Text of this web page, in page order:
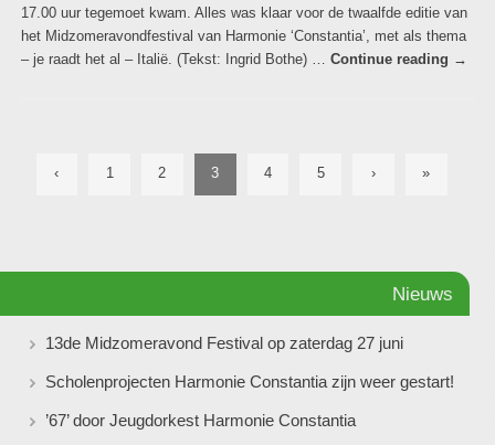
17.00 uur tegemoet kwam. Alles was klaar voor de twaalfde editie van
het Midzomeravondfestival van Harmonie ‘Constantia’, met als thema
– je raadt het al – Italië. (Tekst: Ingrid Bothe) … Continue reading →
‹ 1 2 3 4 5 › »
Nieuws
13de Midzomeravond Festival op zaterdag 27 juni
Scholenprojecten Harmonie Constantia zijn weer gestart!
’67’ door Jeugdorkest Harmonie Constantia